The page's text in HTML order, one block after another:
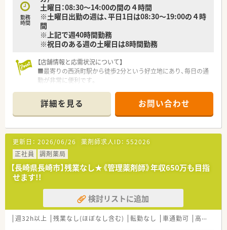
勤務
時間
土曜日：08:30～14:00の間の４時間
※土曜日出勤の週は、平日1日は08:30～19:00の４時
間
※上記で週40時間勤務
※祝日のある週の土曜日は8時間勤務
【店舗情報と応需状況について】
■最寄りの西浜町駅から徒歩2分という好立地にあり、毎日の通
勤が非常に便利です。
す。
■常勤3名とパート3名の薬剤師が在籍しており、手厚い人員体
制を整えています。
【募集背景と求める人物像について】
■調剤未経験の方も歓迎しており、新しい環境で意欲的に学びた
い方を求めています。
■地域医療への貢献に関心が高く、患者様一人ひとりに寄り添え
る方が活躍できます。
■将来的に需要が高まる在宅医療の分野で、積極的に経験を積み
たい方を歓迎します。
【法人特徴について】
■長崎市内に展開している地域密着型の薬局として、地域の健康
詳細を見る お問い合わせ
更新日： 2026/06/26 薬剤師求人ID： 552026
正社員
調剤薬局
【長崎県長崎市】残業なし★《管理薬剤師》年収650万も目指
せます!!
検討リストに追加
週32h以上 残業なし(ほぼなし含む) 転勤なし 車通勤可 高給与(600万円以上)